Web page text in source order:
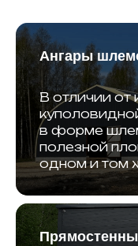
Ангары
В отличии от
в форме
полезной
одном и том